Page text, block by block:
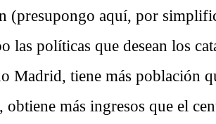
(presupongo aquí, por
las políticas que desean los
Madrid, tiene más población
más ingresos que el